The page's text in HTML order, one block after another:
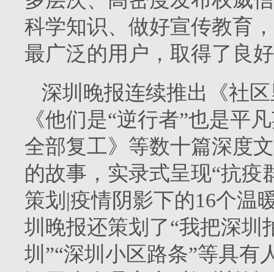
科学知识、做好宣传教育
最广泛的用户，取得了良
深圳晚报连续推出《社
《他们是“逆行者”也是平
全部复工》等数十篇深度
的故事，实录式呈现“抗疫
策划|疫情阴影下的16个温
圳晚报还策划了“我把深圳
圳”“深圳小区路条”等具有